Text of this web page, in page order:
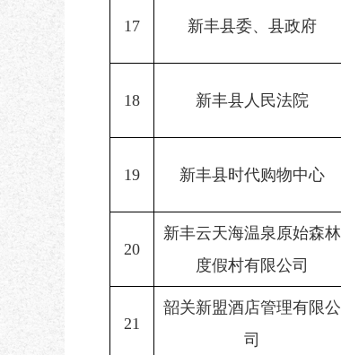
17 新丰县委、县政府
18 新丰县人民法院
19 新丰县时代购物中心
20
新丰云天海温泉原始森林
度假村有限公司
21
韶关新盟酒店管理有限公
司